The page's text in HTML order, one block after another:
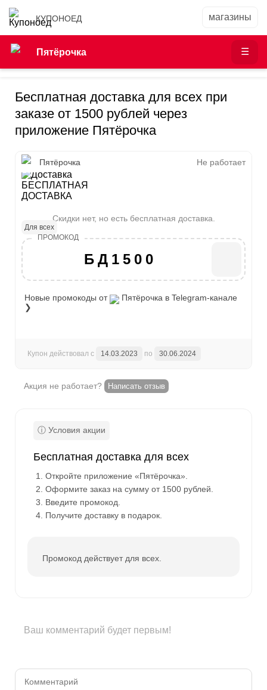
КУПОНОЕД
Пятёрочка
Бесплатная доставка для всех при
заказе от 1500 рублей через
приложение Пятёрочка
БЕСПЛАТНАЯ
ДОСТАВКА
Пятёрочка Не работает
Скидки нет, но есть бесплатная доставка.
БД1500
Новые промокоды от Пятёрочка в Telegram-канале
❯
Для всех
Купон действовал с 14.03.2023 по 30.06.2024
Акция не работает? Написать отзыв
Бесплатная доставка для всех
Откройте приложение «Пятёрочка».
Оформите заказ на сумму от 1500 рублей.
Введите промокод.
Получите доставку в подарок.
Промокод действует для всех.
Ваш комментарий будет первым!